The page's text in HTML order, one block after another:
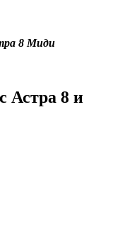
8 Миди
Астра 8 и